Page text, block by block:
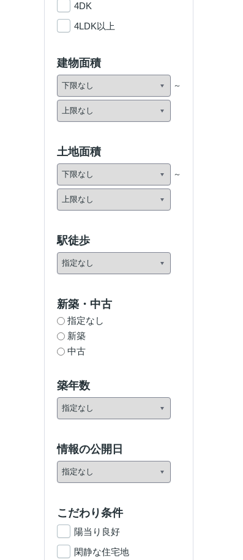
4DK
4LDK以上
建物面積
土地面積
駅徒歩
新築・中古
指定なし
新築
中古
築年数
情報の公開日
こだわり条件
陽当り良好
閑静な住宅地